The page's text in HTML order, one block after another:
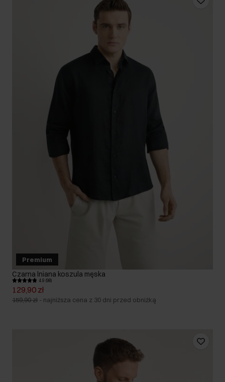
Premium
Czarna lniana koszula męska
4.9 (98)
129,90 zł
159,90 zł - najniższa cena z 30 dni przed obniżką